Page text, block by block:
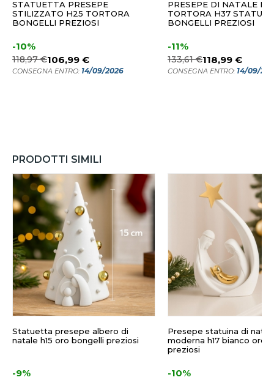
STATUETTA PRESEPE
STILIZZATO H25 TORTORA
BONGELLI PREZIOSI
-10%
118,97 €106,99 €
CONSEGNA ENTRO: 14/09/2026
PRESEPE DI NATALE
TORTORA H37
BONGELLI PREZIOSI
-11%
133,61 €118,99 €
CONSEGNA ENTRO: 14/09/
PRODOTTI SIMILI
Statuetta presepe albero di
natale h15 oro bongelli preziosi
-9%
Presepe statuina di
moderna h17 bianco oro
preziosi
-10%